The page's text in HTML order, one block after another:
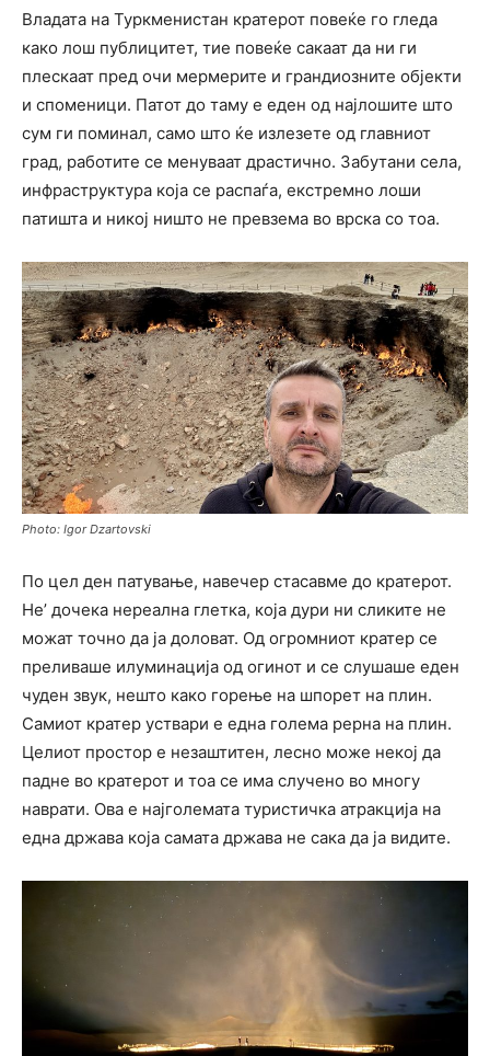
Владата на Туркменистан кратерот повеќе го гледа
како лош публицитет, тие повеќе сакаат да ни ги
плескаат пред очи мермерите и грандиозните објекти
и споменици. Патот до таму е еден од најлошите што
сум ги поминал, само што ќе излезете од главниот
град, работите се менуваат драстично. Забутани села,
инфраструктура која се распаѓа, екстремно лоши
патишта и никој ништо не превзема во врска со тоа.
Photo: Igor Dzartovski
По цел ден патување, навечер стасавме до кратерот.
Не’ дочека нереална глетка, која дури ни сликите не
можат точно да ја доловат. Од огромниот кратер се
преливаше илуминација од огинот и се слушаше еден
чуден звук, нешто како горење на шпорет на плин.
Самиот кратер уствари е една голема рерна на плин.
Целиот простор е незаштитен, лесно може некој да
падне во кратерот и тоа се има случено во многу
наврати. Ова е најголемата туристичка атракција на
една држава која самата држава не сака да ја видите.